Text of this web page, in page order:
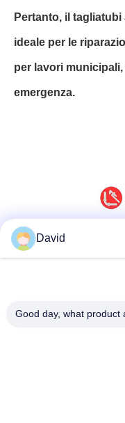
Pertanto, il
ideale per le
per lavori
emergenza.
David
Good day, what product